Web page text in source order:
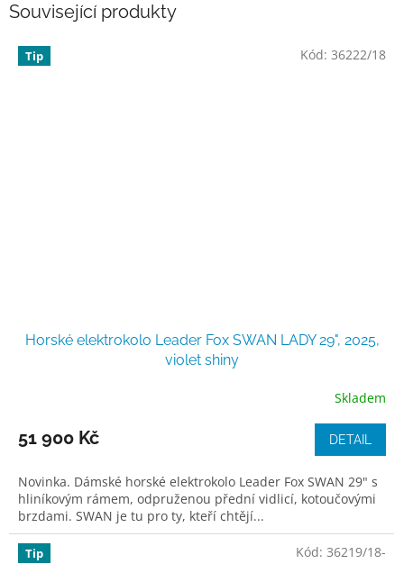
Související produkty
Tip
Horské elektrokolo Leader Fox SWAN LADY 29", 2025,
violet shiny
Skladem
51 900 Kč DETAIL
Novinka. Dámské horské elektrokolo Leader Fox SWAN 29" s
hliníkovým rámem, odpruženou přední vidlicí, kotoučovými
brzdami. SWAN je tu pro ty, kteří chtějí...
Kód: 36222/18
Tip Kód: 36219/18-